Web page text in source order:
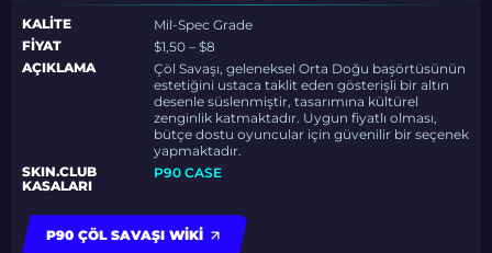
KALITE
Mil-Spec Grade
FIYAT
$1,50 – $8
AÇIKLAMA
Çöl Savaşı, geleneksel Orta Doğu başörtüsünün
estetiğini ustaca taklit eden gösterişli bir altın
desenle süslenmiştir, tasarımına kültürel
zenginlik katmaktadır. Uygun fiyatlı olması,
bütçe dostu oyuncular için güvenilir bir seçenek
yapmaktadır.
SKIN.CLUB
KASALARI
P90 CASE
P90 ÇÖL SAVAŞI WIKI